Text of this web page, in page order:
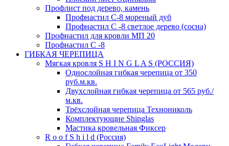
Профлист под дерево, камень
Профнастил С-8 мореный дуб
Профнастил С -8 светлое дерево (сосна)
Профнастил для кровли МП 20
Профнастил С -8
ГИБКАЯ ЧЕРЕПИЦА
Мягкая кровля S H I N G L A S (РОССИЯ)
Однослойная гибкая черепица от 350
руб.м.кв.
Двухслойная гибкая черепица от 565 руб./
м.кв.
Трёхслойная черепица Технониколь
Комплектующие Shinglas
Мастика кровельная Фиксер
R o o f S h i l d (Россия)